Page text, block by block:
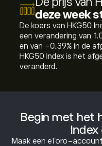
Begin met het
Index
Maak een eToro-
deze week
De koers van HKG50
een verandering van
en van ‎-0.39‎% in de
HKG50 Index is het
veranderd.